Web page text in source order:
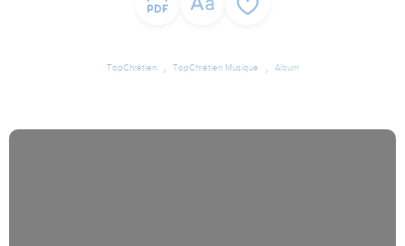
TopChrétien TopChrétien Musique Album